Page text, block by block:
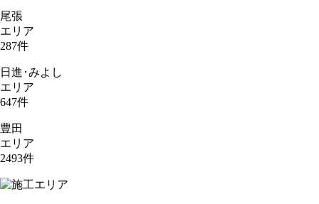
尾張
エリア
287件
日進･みよし
エリア
647件
豊田
エリア
2493件